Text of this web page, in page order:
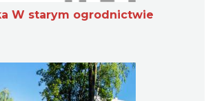
W starym ogrodnictwie